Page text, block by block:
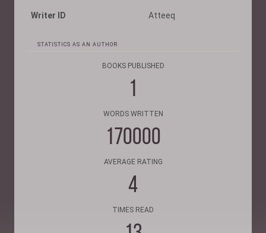
Writer ID Atteeq
STATISTICS AS AN AUTHOR
BOOKS PUBLISHED
1
WORDS WRITTEN
170000
AVERAGE RATING
4
TIMES READ